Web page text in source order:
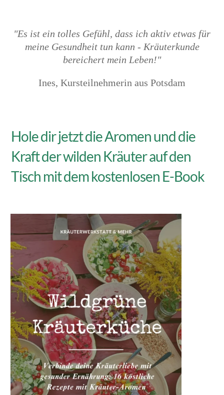
"Es ist ein tolles Gefühl, dass ich aktiv etwas für
meine Gesundheit tun kann - Kräuterkunde
bereichert mein Leben!"
Ines, Kursteilnehmerin aus Potsdam
Hole dir jetzt die Aromen und die
Kraft der wilden Kräuter auf den
Tisch mit dem kostenlosen E-Book